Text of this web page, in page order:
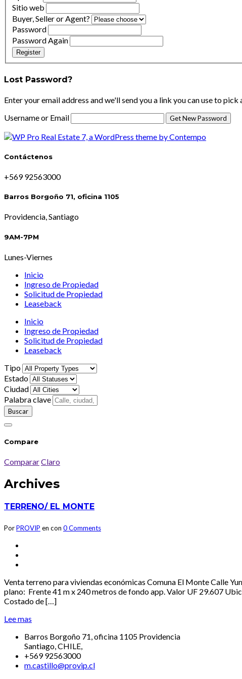
Sitio web
Buyer, Seller or Agent?
Password
Password Again
Register
Lost Password?
Enter your email address and we'll send you a link you can use to pick
Username or Email
Contáctenos
+569 92563000
Barros Borgoño 71, oficina 1105
Providencia, Santiago
9AM-7PM
Lunes-Viernes
Inicio
Ingreso de Propiedad
Solicitud de Propiedad
Leaseback
Inicio
Ingreso de Propiedad
Solicitud de Propiedad
Leaseback
Tipo
Estado
Ciudad
Palabra clave
Compare
CompararClaro
Archives
TERRENO/ EL MONTE
PorPROVIP en con 0 Comments
Venta terreno para viviendas económicas Comuna El Monte Calle
plano: Frente 41 m x 240 metros de fondo app. Valor UF 29.607
Costado de […]
Lee mas
Barros Borgoño 71, oficina 1105 Providencia
Santiago, CHILE,
+569 92563000
m.castillo@provip.cl